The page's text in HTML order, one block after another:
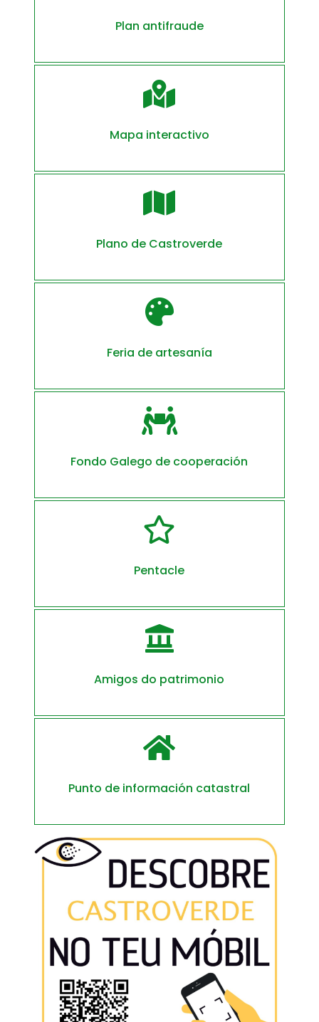
Plan antifraude

Mapa interactivo

Plano de Castroverde

Feria de artesanía

Fondo Galego de cooperación

Pentacle

Amigos do patrimonio

Punto de información catastral